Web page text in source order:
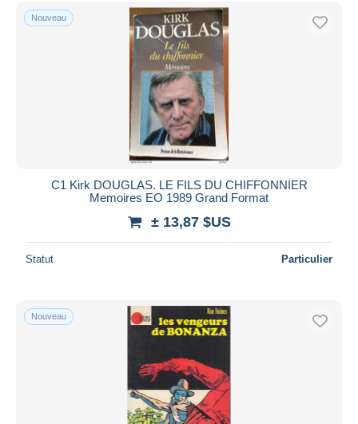
Cinéma, TV & Video
Autres & non classés
Prix fixes
Enchères avec offres
Enchères sans offres
Maisons de vente
Toutes les durées
depuis
jours
Prix
Uniquement en réduction
Livraison gratuite
Virement bancaire
Nouveau
C1 Kirk DOUGLAS. LE FILS DU CHIFFONNIER
Memoires EO 1989 Grand Format
± 13,87 $US
Statut Particulier
Nouveau